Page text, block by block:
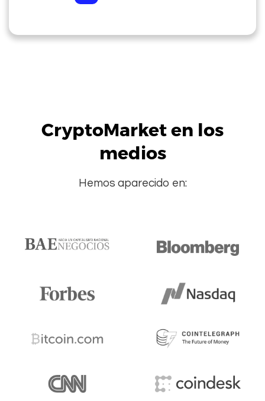
CryptoMarket en los
medios
Hemos aparecido en: